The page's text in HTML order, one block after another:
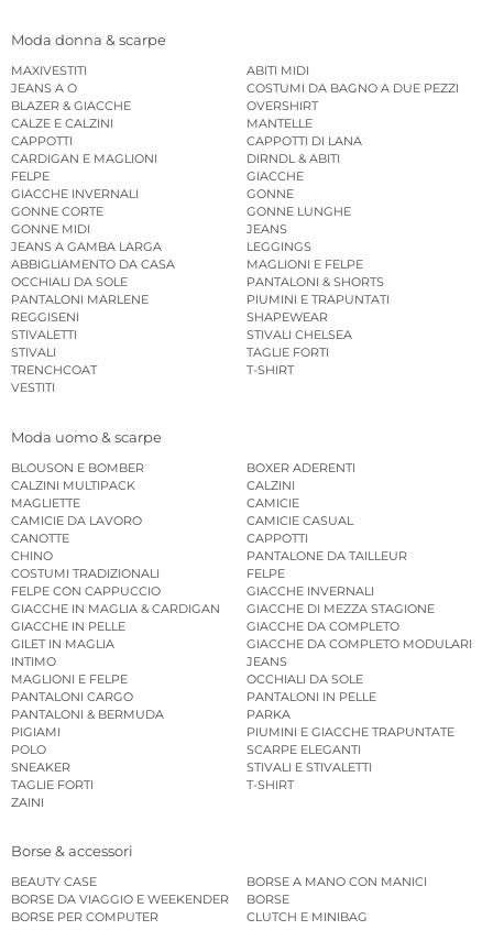
Moda donna & scarpe
MAXIVESTITI
ABITI MIDI
JEANS A O
COSTUMI DA BAGNO A DUE PEZZI
BLAZER & GIACCHE
OVERSHIRT
CALZE E CALZINI
MANTELLE
CAPPOTTI
CAPPOTTI DI LANA
CARDIGAN E MAGLIONI
DIRNDL & ABITI
FELPE
GIACCHE
GIACCHE INVERNALI
GONNE
GONNE CORTE
GONNE LUNGHE
GONNE MIDI
JEANS
JEANS A GAMBA LARGA
LEGGINGS
ABBIGLIAMENTO DA CASA
MAGLIONI E FELPE
OCCHIALI DA SOLE
PANTALONI & SHORTS
PANTALONI MARLENE
PIUMINI E TRAPUNTATI
REGGISENI
SHAPEWEAR
STIVALETTI
STIVALI CHELSEA
STIVALI
TAGLIE FORTI
TRENCHCOAT
T-SHIRT
VESTITI
Moda uomo & scarpe
BLOUSON E BOMBER
BOXER ADERENTI
CALZINI MULTIPACK
CALZINI
MAGLIETTE
CAMICIE
CAMICIE DA LAVORO
CAMICIE CASUAL
CANOTTE
CAPPOTTI
CHINO
PANTALONE DA TAILLEUR
COSTUMI TRADIZIONALI
FELPE
FELPE CON CAPPUCCIO
GIACCHE INVERNALI
GIACCHE IN MAGLIA & CARDIGAN
GIACCHE DI MEZZA STAGIONE
GIACCHE IN PELLE
GIACCHE DA COMPLETO
GILET IN MAGLIA
GIACCHE DA COMPLETO MODULARI
INTIMO
JEANS
MAGLIONI E FELPE
OCCHIALI DA SOLE
PANTALONI CARGO
PANTALONI IN PELLE
PANTALONI & BERMUDA
PARKA
PIGIAMI
PIUMINI E GIACCHE TRAPUNTATE
POLO
SCARPE ELEGANTI
SNEAKER
STIVALI E STIVALETTI
TAGLIE FORTI
T-SHIRT
ZAINI
Borse & accessori
BEAUTY CASE
BORSE A MANO CON MANICI
BORSE DA VIAGGIO E WEEKENDER
BORSE
BORSE PER COMPUTER
CLUTCH E MINIBAG